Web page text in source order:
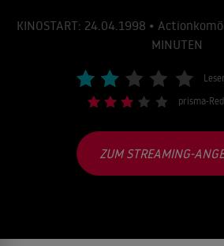
KINOSTART: 24.04.1998 •
MINUTEN
prisma-
ZUM STREAMING-